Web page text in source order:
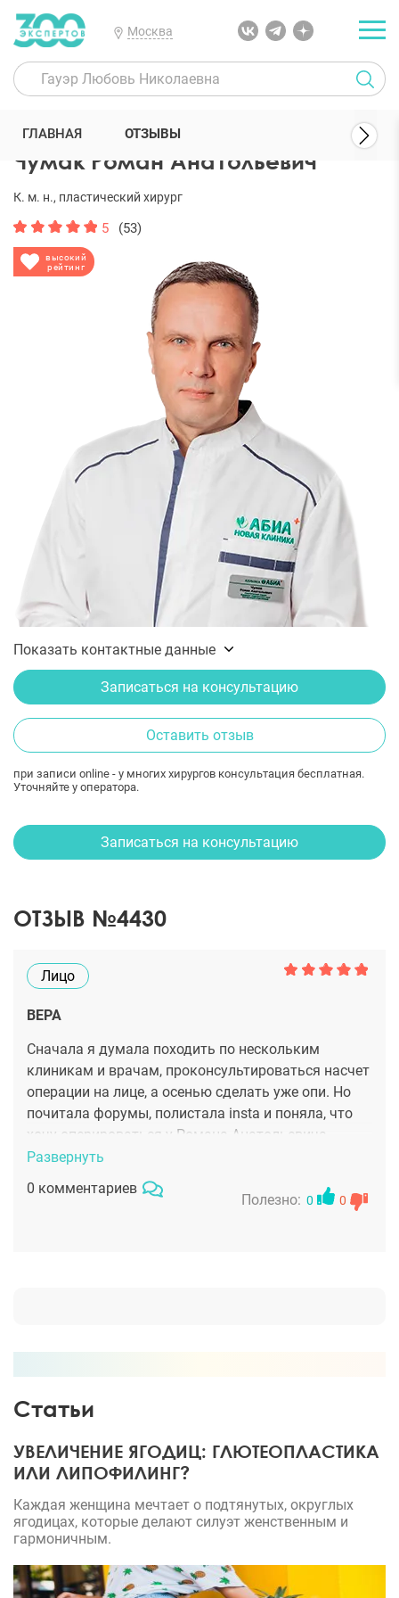
Москва
300 Экспертов Пластические хирурги Чумак Роман
Чумак Роман Анатольевич
высокий
рейтинг
К. м. н., пластический хирург
5 (53)
Показать контактные данные
Записаться на консультацию
Оставить отзыв
при записи online - у многих хирургов консультация бесплатная.
Уточняйте у оператора.
ГЛАВНАЯ ОТЗЫВЫ
Записаться на консультацию
ОТЗЫВ №4430
Лицо
ВЕРА
Сначала я думала походить по нескольким
клиникам и врачам, проконсультироваться насчет
операции на лице, а осенью сделать уже опи. Но
почитала форумы, полистала insta и поняла, что
хочу оперироваться у Романа Анатольевича
Чумака, в клинике ДЕГА. План свой осуществила в
августе) И теперь я с новым, молодым лицом.
Романа Анатольевича всем рекомендую, не
Развернуть
0 комментариев
Полезно: 0 0
Статьи
УВЕЛИЧЕНИЕ ЯГОДИЦ: ГЛЮТЕОПЛАСТИКА
ИЛИ ЛИПОФИЛИНГ?
Каждая женщина мечтает о подтянутых, округлых
ягодицах, которые делают силуэт женственным и
гармоничным.